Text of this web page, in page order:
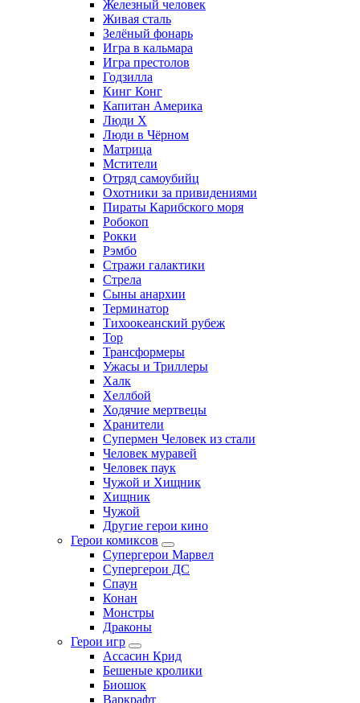
Железный человек
Живая сталь
Зелёный фонарь
Игра в кальмара
Игра престолов
Годзилла
Кинг Конг
Капитан Америка
Люди X
Люди в Чёрном
Матрица
Мстители
Отряд самоубийц
Охотники за привидениями
Пираты Карибского моря
Робокоп
Рокки
Рэмбо
Стражи галактики
Стрела
Сыны анархии
Терминатор
Тихоокеанский рубеж
Тор
Трансформеры
Ужасы и Триллеры
Халк
Хеллбой
Ходячие мертвецы
Хранители
Супермен Человек из стали
Человек муравей
Человек паук
Чужой и Хищник
Хищник
Чужой
Другие герои кино
Герои комиксов
Супергерои Марвел
Супергерои ДС
Спаун
Конан
Монстры
Драконы
Герои игр
Ассасин Крид
Бешеные кролики
Биошок
Варкрафт